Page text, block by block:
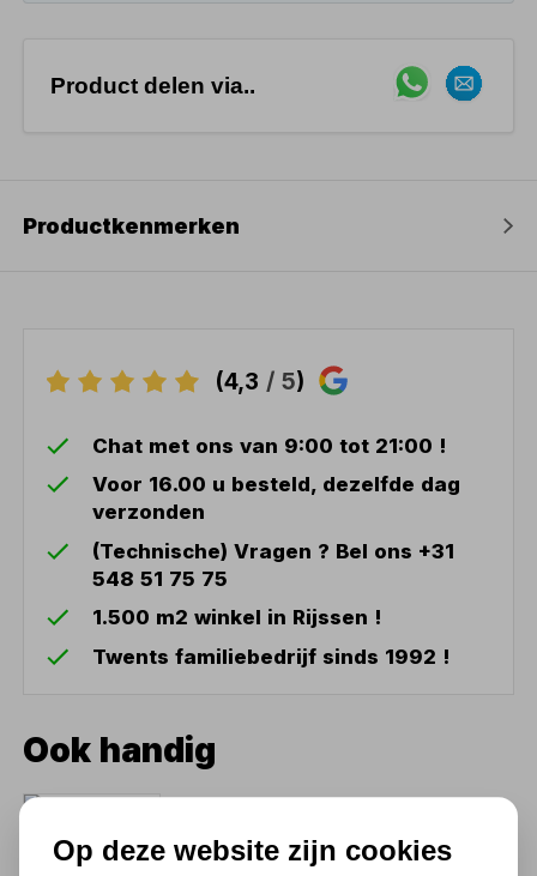
Product delen via..
Productkenmerken
(4,3 / 5)
Chat met ons van 9:00 tot 21:00 !
Voor 16.00 u besteld, dezelfde dag
verzonden
(Technische) Vragen ? Bel ons +31
548 51 75 75
1.500 m2 winkel in Rijssen !
Twents familiebedrijf sinds 1992 !
Ook handig
Op deze website zijn cookies